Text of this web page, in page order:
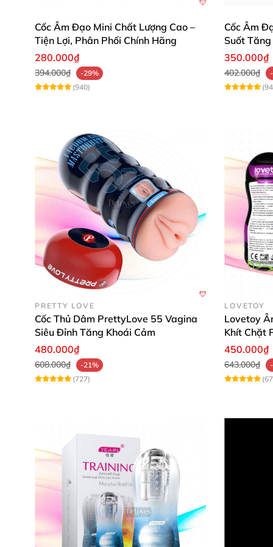
Cốc thủ dâm
Ngoài ra, nhờ được cấu tạo từ chất liệu
Khi cầm cốc thủ dâm Tenga Bobble Crazy
thiết kế khép kínvà sự bố trí hợp lý của
Cốc thủ dâm cho nam Tenga
Khi nam giới thao tác tự sướng thụt lên thụt
Giống như sự kích thích của những động tác
từng khoái cảm
mà cốc thủ dâm này mang
Cốc thủ dâm cho nam Tenga
Có thể nói, khi thủ dâm cùng với cốc Tenga
không. Từ đó sẽ giúp cho nam giới thích thú
Cách sử dụng, vệ sinh và bảo quản
Cốc thủ dâmcó thể dễ dàng lộn ngược ra
nhiễm cho dương vật.
Nên nhớ lau thật khô trước khi sử dụng
Cốc Âm Đạo Mini Chất Lượng Cao –
Tiện Lợi, Phân Phối Chính Hãng
280.000₫
394.000₫
-29%
(940)
Cốc Âm
Suốt
350.000₫
402.000₫
PRETTY LOVE
Cốc Thủ Dâm PrettyLove 55 Vagina
Siêu Đỉnh Tăng Khoái Cảm
480.000₫
608.000₫
-21%
(727)
LOVETOY
Lovetoy
Khít Chặt
450.000₫
643.000₫